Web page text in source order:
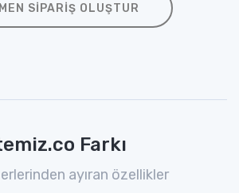
SIPARIŞ OLUŞTUR
Farkı
ayıran özellikler